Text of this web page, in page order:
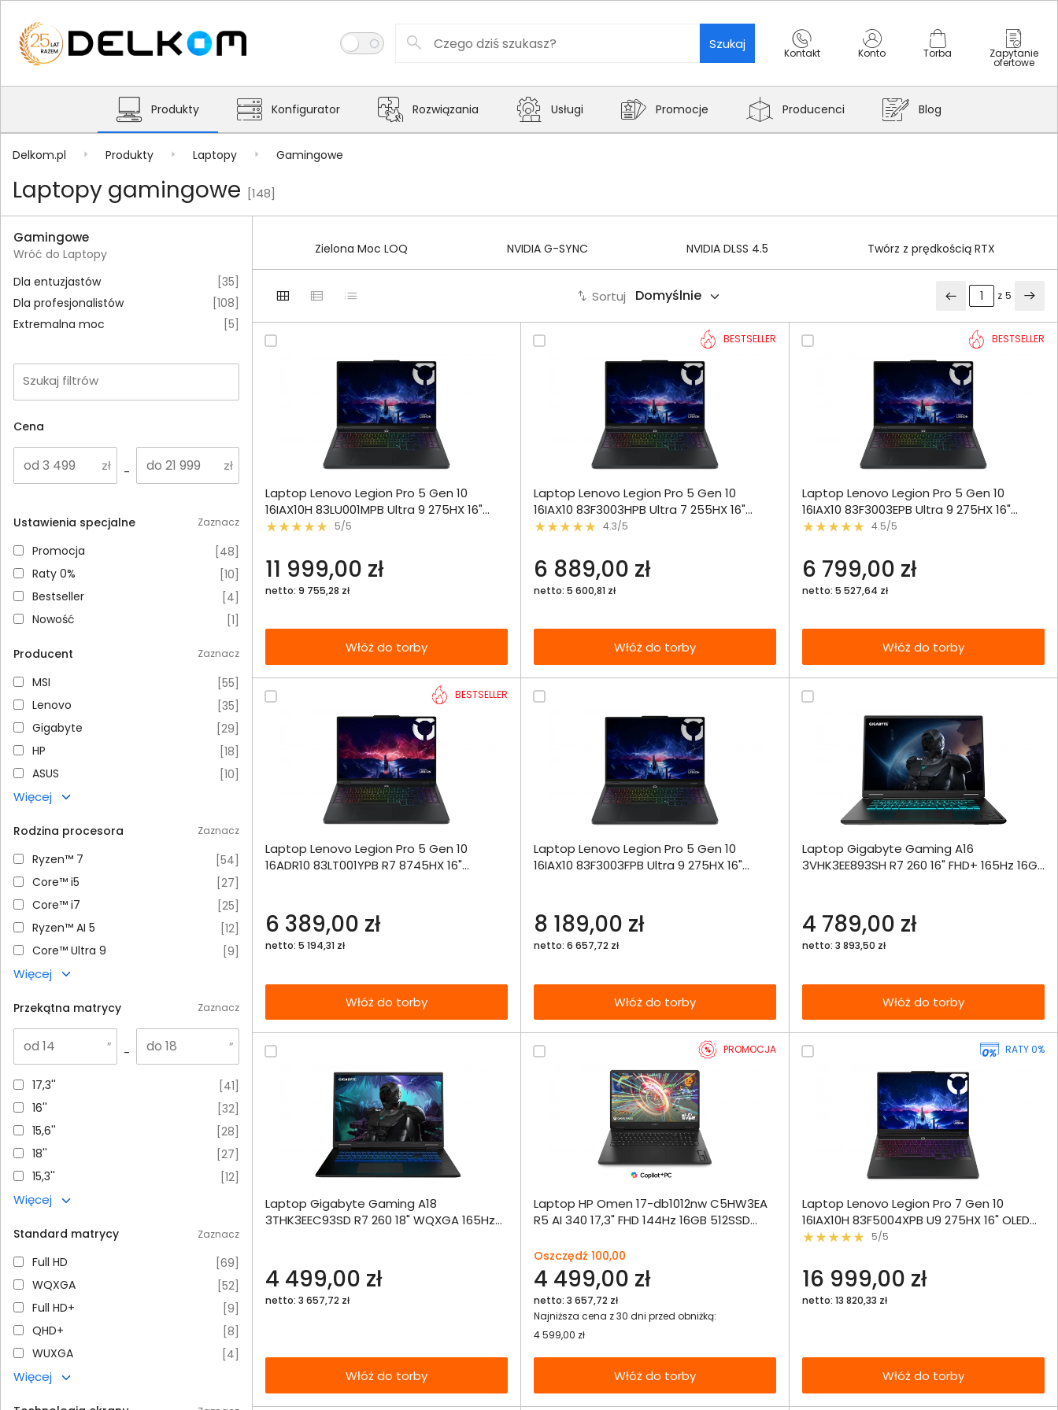
Szukaj
Kontakt Konto Torba Zapytanie
ofertowe
Produkty Konfigurator Rozwiązania Usługi Promocje Producenci Blog
Delkom.pl Produkty Laptopy Gamingowe
Laptopy gamingowe [148]
Gamingowe
Wróć do Laptopy
Dla entuzjastów
35
Dla profesjonalistów
108
Extremalna moc
5
Szukaj filtrów
Cena
-
Ustawienia specjalne Zaznacz
Promocja
Promocja [48]
Raty 0%
Raty 0% [10]
Bestseller
Bestseller [4]
Nowość
Nowość [1]
Producent Zaznacz
MSI MSI [55]
Lenovo
Lenovo [35]
Gigabyte
Gigabyte [29]
HP HP [18]
ASUSASUS [10]
Więcej
Rodzina procesora Zaznacz
Ryzen™ 7
Ryzen™ 7 [54]
Core™ i5
Core™ i5 [27]
Core™ i7
Core™ i7 [25]
Ryzen™ AI 5
Ryzen™ AI 5 [12]
Core™ Ultra 9
Core™ Ultra 9 [9]
Więcej
Przekątna matrycy Zaznacz
-
17,3''17,3'' 41
16'' 16'' 32
15,6''15,6'' 28
18'' 18'' 27
15,3''15,3'' 12
Więcej
Standard matrycy Zaznacz
Full HDFull HD 69
WQXGA
WQXGA 52
Full HD+
Full HD+ 9
QHD+QHD+ 8
WUXGA
WUXGA 4
Więcej
Zielona Moc LOQ NVIDIA G-SYNC NVIDIA DLSS 4.5 Twórz z prędkością RTX
Sortuj z 5
Dodaj do porównania
Specyfikacja techniczna
Laptop Lenovo Legion Pro 5 Gen 10
16IAX10H 83LU001MPB Ultra 9 275HX 16"
WQXGA OLED 165Hz 32GB 1000SSD
5/5
11 999,00 zł
netto: 9 755,28 zł
Włóż do torby
Włóż do
torby
Dodaj do porównania
Omówienie
BESTSELLER
Laptop Lenovo Legion Pro 5 Gen 10
16IAX10 83F3003HPB Ultra 7 255HX 16"
WQXGA OLED 165Hz 32GB 1000SSD
4.3/5
6 889,00 zł
netto: 5 600,81 zł
Włóż do torby
Włóż do
torby
Dodaj do porównania
Omówienie
Specyfikacja techniczna
BESTSELLER
Laptop Lenovo Legion Pro 5 Gen 10
16IAX10 83F3003EPB Ultra 9 275HX 16"
WQXGA OLED 165Hz 32GB 1000SSD
4.5/5
6 799,00 zł
netto: 5 527,64 zł
Włóż do torby
Dodaj do porównania
BESTSELLER
Laptop Lenovo Legion Pro 5 Gen 10
16ADR10 83LT001YPB R7 8745HX 16"
6 389,00 zł
netto: 5 194,31 zł
Włóż do torby
Włóż do
torby
Dodaj do porównania
Omówienie
Laptop Lenovo Legion Pro 5 Gen 10
16IAX10 83F3003FPB Ultra 9 275HX 16"
8 189,00 zł
netto: 6 657,72 zł
Włóż do torby
Włóż do
torby
Dodaj do porównania
Omówienie
Laptop Gigabyte Gaming A16
3VHK3EE893SH R7 260 16" FHD+ 165Hz 16GB
4 789,00 zł
netto: 3 893,50 zł
Włóż do torby
Laptop Gigabyte Gaming A18
3THK3EEC93SD R7 260 18" WQXGA 165Hz
4 499,00 zł
netto: 3 657,72 zł
Włóż do torby
Włóż do
Omówienie
PROMOCJA
Laptop HP Omen 17-db1012nw C5HW3EA
R5 AI 340 17,3" FHD 144Hz 16GB 512SSD
Oszczędź 100,00
4 499,00 zł
netto: 3 657,72 zł
Najniższa cena z 30 dni przed obniżką:
4 599,00 zł
Włóż do torby
Włóż do
torby
Omówienie
Specyfikacja techniczna
RATY 0%
Laptop Lenovo Legion Pro 7 Gen 10
16IAX10H 83F5004XPB U9 275HX 16" OLED
WQXGA 240Hz 64GB 1000SSD RTX5080
5/5
16 999,00 zł
netto: 13 820,33 zł
Włóż do torby